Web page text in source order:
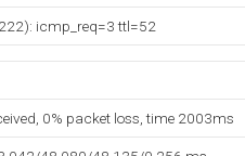
icmp_req=3 ttl=52
0% packet loss, time 2003ms